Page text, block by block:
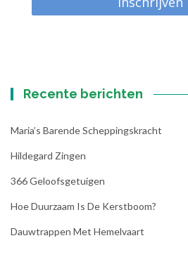
Recente berichten
Maria’s Barende Scheppingskracht
Hildegard Zingen
366 Geloofsgetuigen
Hoe Duurzaam Is De Kerstboom?
Dauwtrappen Met Hemelvaart